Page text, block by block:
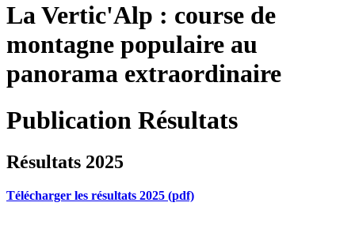
La Vertic'Alp : course de
montagne populaire au
panorama extraordinaire
Publication Résultats
Résultats 2025
Télécharger les résultats 2025 (pdf)